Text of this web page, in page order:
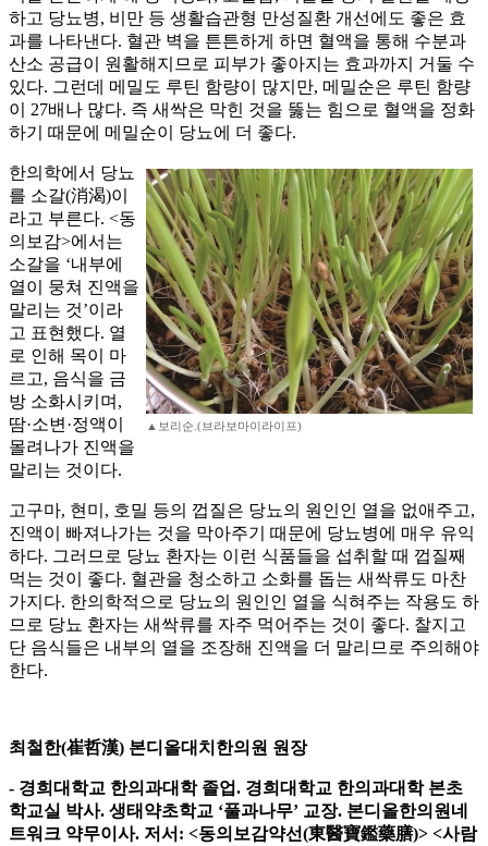
하고 당뇨병, 비만 등 생활습관형 만성질환 개선에도 좋은 효
과를 나타낸다. 혈관 벽을 튼튼하게 하면 혈액을 통해 수분과
산소 공급이 원활해지므로 피부가 좋아지는 효과까지 거둘 수
있다. 그런데 메밀도 루틴 함량이 많지만, 메밀순은 루틴 함량
이 27배나 많다. 즉 새싹은 막힌 것을 뚫는 힘으로 혈액을 정화
하기 때문에 메밀순이 당뇨에 더 좋다.
▲보리순.(브라보마이라이프)
한의학에서 당뇨
를 소갈(消渴)이
라고 부른다. <동
의보감>에서는
소갈을 ‘내부에
열이 뭉쳐 진액을
말리는 것’이라
고 표현했다. 열
로 인해 목이 마
르고, 음식을 금
방 소화시키며,
땀·소변·정액이
몰려나가 진액을
말리는 것이다.
고구마, 현미, 호밀 등의 껍질은 당뇨의 원인인 열을 없애주고,
진액이 빠져나가는 것을 막아주기 때문에 당뇨병에 매우 유익
하다. 그러므로 당뇨 환자는 이런 식품들을 섭취할 때 껍질째
먹는 것이 좋다. 혈관을 청소하고 소화를 돕는 새싹류도 마찬
가지다. 한의학적으로 당뇨의 원인인 열을 식혀주는 작용도 하
므로 당뇨 환자는 새싹류를 자주 먹어주는 것이 좋다. 찰지고
단 음식들은 내부의 열을 조장해 진액을 더 말리므로 주의해야
한다.
최철한(崔哲漢) 본디올대치한의원 원장
- 경희대학교 한의과대학 졸업. 경희대학교 한의과대학 본초
학교실 박사. 생태약초학교 ‘풀과나무’ 교장. 본디올한의원네
트워크 약무이사. 저서: <동의보감약선(東醫寶鑑藥膳)> <사람